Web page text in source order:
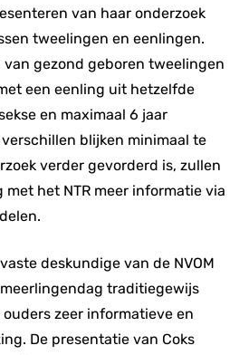
van haar onderzoek
tweelingen en eenlingen.
gezond geboren tweelingen
een eenling uit hetzelfde
en maximaal 6 jaar
blijken minimaal te
verder gevorderd is, zullen
het NTR meer informatie via
deskundige van de NVOM
traditiegewijs
zeer informatieve en
De presentatie van Coks